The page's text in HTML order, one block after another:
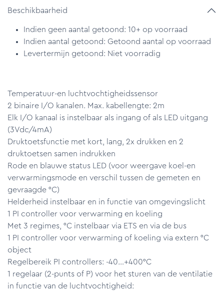
Beschikbaarheid
Indien geen aantal getoond: 10+ op voorraad
Indien aantal getoond: Getoond aantal op voorraad
Levertermijn getoond: Niet voorradig
Temperatuur-en luchtvochtigheidssensor
2 binaire I/O kanalen. Max. kabellengte: 2m
Elk I/O kanaal is instelbaar als ingang of als LED uitgang
(3Vdc/4mA)
Druktoetsfunctie met kort, lang, 2x drukken en 2
druktoetsen samen indrukken
Rode en blauwe status LED (voor weergave koel-en
verwarmingsmode en verschil tussen de gemeten en
gevraagde °C)
Helderheid instelbaar en in functie van omgevingslicht
1 PI controller voor verwarming en koeling
Met 3 regimes, °C instelbaar via ETS en via de bus
1 PI controller voor verwarming of koeling via extern °C
object
Regelbereik PI controllers: -40…+400°C
1 regelaar (2-punts of P) voor het sturen van de ventilatie
in functie van de luchtvochtigheid: